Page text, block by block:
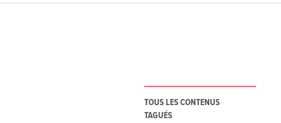
TOUS LES CONTENUS
TAGUÉS